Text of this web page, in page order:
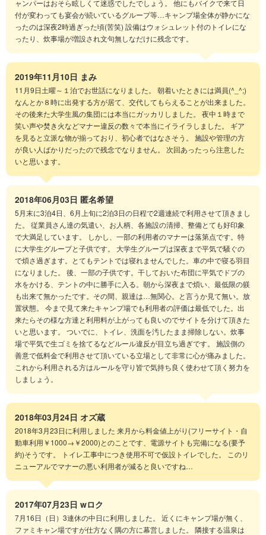
ャンパーはおそら眩しくて迷惑でしたでしょう。 他にもバイクで来て日
付が変わっても宴会が続いているグループ等…キャンプ場全体が静かにな
ったのは深夜2時過ぎった頃(苦笑) 設備はウォシュレット付のトイレにな
ったり、炊事場が増設され文句無しなだけに残念です。
2019年11月10日 まみ
11月9日土曜～１泊でお世話になりました。 朝着いたときには満員(^_^;)
なんとか８時に出発する方が居て、交代してもらえることが出来ました。
その後来た大学生風の集団には本当にガッカリしました。 夜中１時まで
笑い声や焚き火などマナー違反の数々で本当にイライラしました。 ギア
を見ると立派な物が揃っており、初心者ではなさそう。 施設や管理の方
が良い人ばかりだったので残念でなりません。 次回あったっら注意した
いと思います。
2018年06月03日 匿名希望
5月末に3泊4日、6月上旬に2泊3日の日程で2週連続で利用させて頂きまし
た。 従業員さん達の気遣い、お人柄、各施設の清掃、整備とても好印象
で大満足しています。 しかし、一部の利用者のマナーは落第点です。特
に大学生グループと子供です。 大学生グループは深夜まで平気で騒ぐの
で煩さ過ぎます。とてもテントでは寝れませんでした。車の中で寝る羽目
になりました。 後、一部の子供です。干しておいた布団に平気でドブの
水をかける、テントの中に勝手に入る。朝から深夜まで煩い、最低限の躾
も出来て無かったです。その間、親達は…無関心。と言うか見て無い。放
置状態。 今まで見て来たキャンプ場でも利用者の評価は最低でした。出
来たらその様な方達と利用料が上がっても良いのでサイトを分けて頂きた
いと思います。 ついでに、トイレ、洗面を汚したまま掃除しない。炊事
場で平気で生ゴミを捨てるなどルール違反が目立ち過ぎです。 施設側の
善意で低料金で利用させて頂いている立場として非常に心が痛みました。
これから利用される方はルールを守り皆で気持ち良く使わせて頂く努力を
しましょう。
2018年03月24日 オズ蔵
2018年3月23日に利用しました 来月から料金値上がり(フリーサイト・自
動車利用￥1000→￥2000)とのことです、電源サイトも完備になる(要予
約)そうです。 トイレ工事中につき使用不可で仮設トイレでした。 このリ
ニューアルでマナーの悪い利用者が減ると良いですね…
2017年07月23日 wロク
7月16日（日）3連休の中日に利用しました。 近くにキャンプ場が無く、
ファミキャン場ですが仕方なく隅の方に幕営しました。 隣接する温泉は